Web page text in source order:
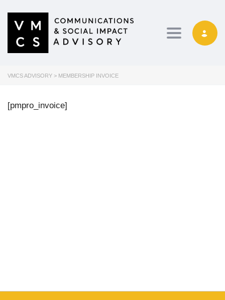
Toggle
VMCS ADVISORY > MEMBERSHIP INVOICE
[pmpro_invoice]